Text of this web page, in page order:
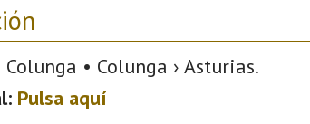
• Colunga › Asturias.
Pulsa aquí